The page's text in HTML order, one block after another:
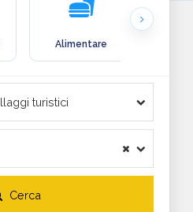
Alimentare
Cerca